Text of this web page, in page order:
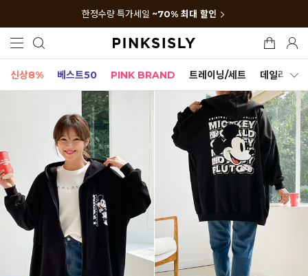
한정수량 특가세일 ~70% 최대 할인
신상8% 베스트50 PINK BRAND 트레이닝/세트 데일리세트